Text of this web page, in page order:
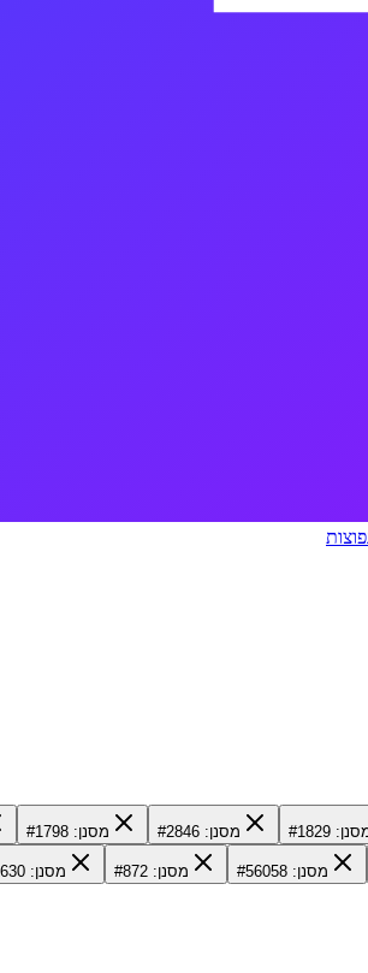
#1829 מסנן: #2846 מסנן: #1798
מסנן: #56058 מסנן: #872 מסנן: #61630